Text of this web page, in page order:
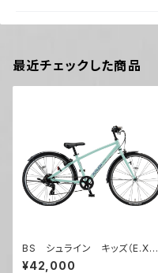
最近チェックした商品
BS シュライン キッズ（E.Xミ
ストグリーン）
¥42,000